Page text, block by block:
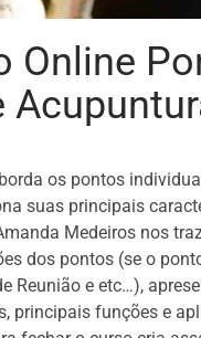
Online
os pontos
suas principais
Medeiros nos
dos pontos (se o
Reunião e etc…),
principais funções e